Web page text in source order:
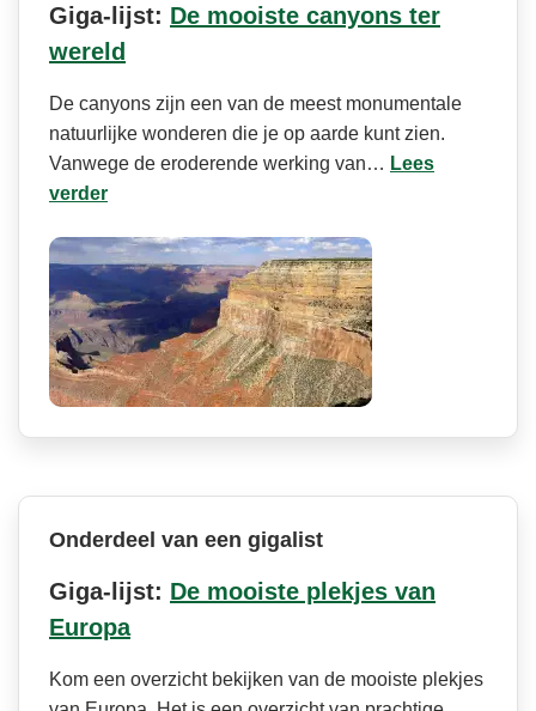
Giga-lijst: De mooiste canyons ter
wereld
De canyons zijn een van de meest monumentale
natuurlijke wonderen die je op aarde kunt zien.
Vanwege de eroderende werking van… Lees
verder
Onderdeel van een gigalist
Giga-lijst: De mooiste plekjes van
Europa
Kom een overzicht bekijken van de mooiste plekjes